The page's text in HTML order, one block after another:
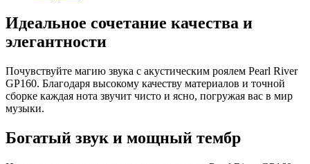
Идеальное сочетание качества и
элегантности
Почувствуйте магию звука с акустическим роялем Pearl River
GP160. Благодаря высокому качеству материалов и точной
сборке каждая нота звучит чисто и ясно, погружая вас в мир
музыки.
Богатый звук и мощный тембр